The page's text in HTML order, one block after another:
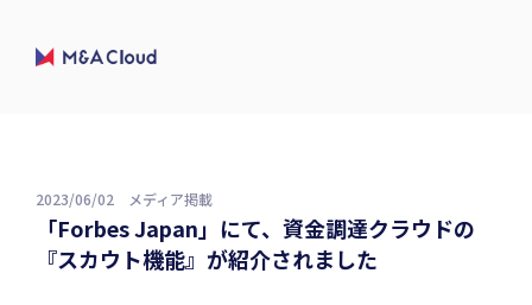
2023/06/02 メディア掲載
「Forbes Japan」にて、資金調達クラウドの
『スカウト機能』が紹介されました